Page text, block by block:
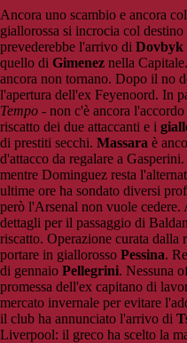
Ancora uno scambio e ancora col
giallorossa si incrocia col
prevederebbe l'arrivo di Dovbyk
quello di Gimenez nella
ancora non tornano. Dopo il no
l'apertura dell'ex Feyenoord. In
Tempo - non c'è ancora
riscatto dei due attaccanti e i
di prestiti secchi. Massara è
d'attacco da regalare a
mentre Dominguez resta
ultime ore ha sondato diversi
però l'Arsenal non vuole
dettagli per il passaggio di
riscatto. Operazione curata dalla
portare in giallorosso Pessina.
di gennaio Pellegrini. Nessuna
promessa dell'ex capitano di
mercato invernale per evitare
il club ha annunciato l'arrivo di
Liverpool: il greco ha scelto la